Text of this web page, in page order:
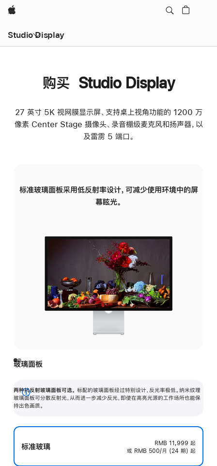
Apple
Studio Display
购买 Studio Display
27 英寸 5K 视网膜显示屏、支持桌上视角功能的 1200 万
像素 Center Stage 摄像头、录音棚级麦克风和扬声器，以
及雷雳 5 端口。
标准玻璃面板采用低反射率设计，可减少使用环境中的屏
幕眩光。
玻璃面板
两种抗反射玻璃面板可选。 标配的玻璃面板经过特别设计，反光率极低。纳米纹理
玻璃面板可分散反射光，从而进一步减少反光，即使在高亮光源的工作场所也能保
持出色画质。
展
开
标准玻璃 RMB 11,999 起
或 RMB 500/月 (24 期) 起